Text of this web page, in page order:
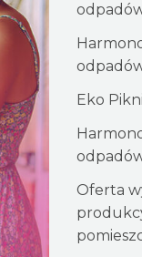
Eko
Oferta